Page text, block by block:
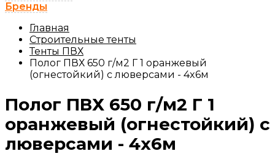
Бренды
Главная
Строительные тенты
Тенты ПВХ
Полог ПВХ 650 г/м2 Г 1 оранжевый
(огнестойкий) с люверсами - 4x6м
Полог ПВХ 650 г/м2 Г 1
оранжевый (огнестойкий) с
люверсами - 4x6м